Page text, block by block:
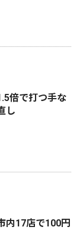
倍で打つ手な
し
17店で100円